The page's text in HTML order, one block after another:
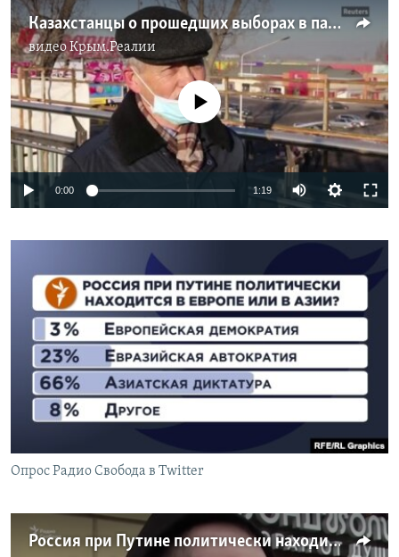
Казахстанцы о прошедших выборах в парламент
видеоКрым.Реалии
Auto 240p 360p 480p
720p 1080p
No media source currently available
0:00 1:19
480p
720p
1080p
Опрос Радио Свобода в Twitter
Россия при Путине политически находится в Европе или в Азии?